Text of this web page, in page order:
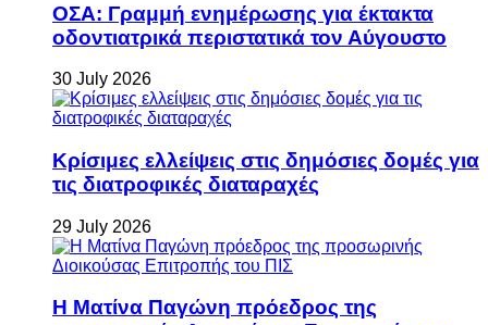
ΟΣΑ: Γραμμή ενημέρωσης για έκτακτα
οδοντιατρικά περιστατικά τον Αύγουστο
30 July 2026
Κρίσιμες ελλείψεις στις δημόσιες δομές για
τις διατροφικές διαταραχές
29 July 2026
Η Ματίνα Παγώνη πρόεδρος της